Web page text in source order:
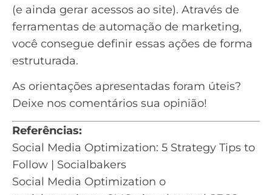
(e ainda gerar acessos ao site). Através de
ferramentas de automação de marketing,
você consegue definir essas ações de forma
estruturada.
As orientações apresentadas foram úteis?
Deixe nos comentários sua opinião!
Referências:
Social Media Optimization: 5 Strategy Tips to
Follow | Socialbakers
Social Media Optimization o